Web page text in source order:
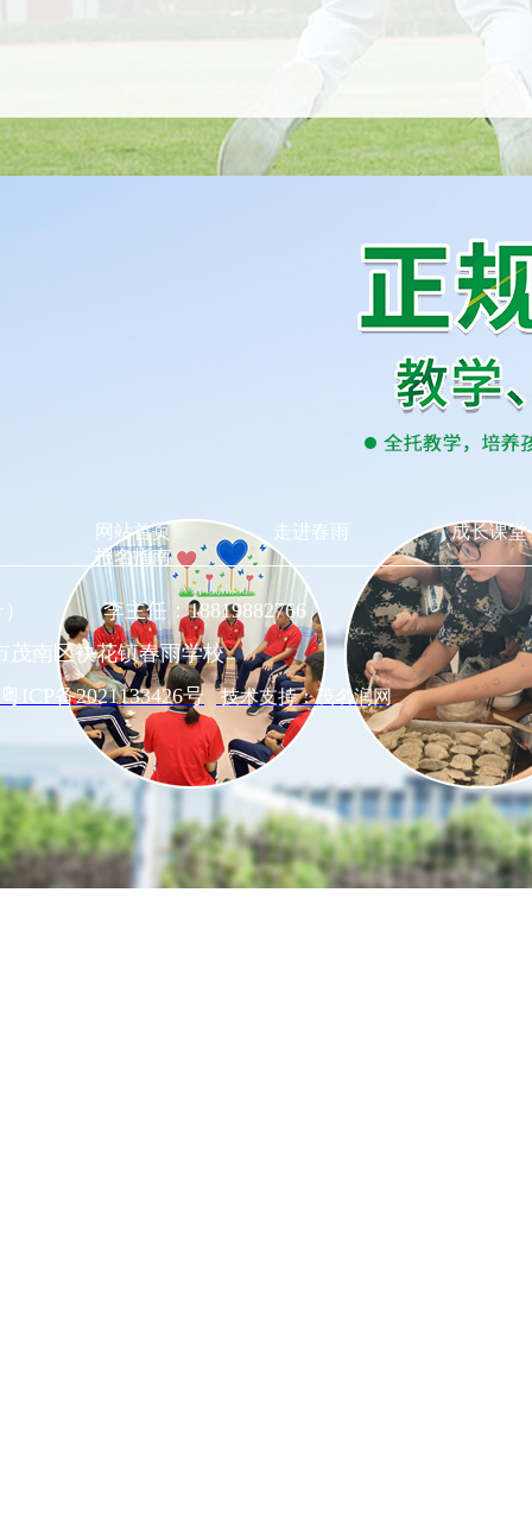
网站首页 走进春雨
成长课堂
报名指南
号） 李主任：18819882766
茂南区袂花镇春雨学校
粤ICP备2021133426号
技术支持：茂名润网